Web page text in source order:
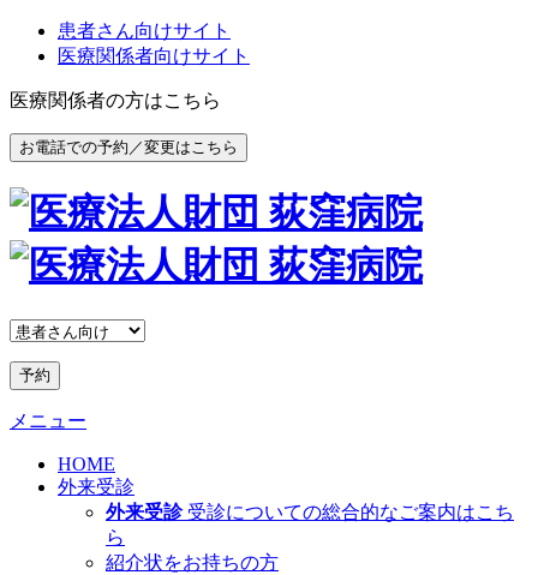
患者さん向けサイト
医療関係者向けサイト
医療関係者の方はこちら
お電話での予約／変更はこちら
予約
メニュー
HOME
外来受診
外来受診 受診についての総合的なご案内はこち
ら
紹介状をお持ちの方